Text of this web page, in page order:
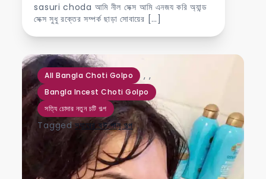
sasuri choda আমি নীল সেক্স আমি এনজয করি অ্যান্ড
সেক্স সুধু রক্তের সম্পর্ক ছাড়া সোবায়ের […]
All Bangla Choti Golpo ,
Bangla Incest Choti Golpo
,
সত্যি চোদার নতুন চটি গল্প
Taggedস্যারের বউ পানু গল্প